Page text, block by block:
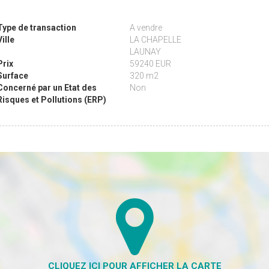
de transaction
A vendre
LA CHAPELLE
LAUNAY
59240 EUR
320 m2
par un Etat des
et Pollutions (ERP)
Non